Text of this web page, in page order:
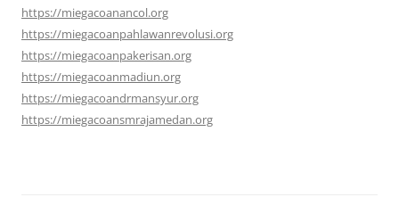
https://miegacoanancol.org
https://miegacoanpahlawanrevolusi.org
https://miegacoanpakerisan.org
https://miegacoanmadiun.org
https://miegacoandrmansyur.org
https://miegacoansmrajamedan.org